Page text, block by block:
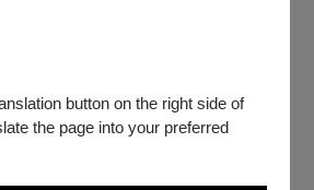
button on the right side of
the page into your preferred
高度內省的思考，帶領聽者走入作品
停頓、延展與留白之間，音樂被允許慢
琴一貫的方式。
多芬晚期四首鋼琴奏鳴曲——作品
109、作品 110 與作品 111。這是貝
的書寫：在失聰、孤獨與時代喧囂之